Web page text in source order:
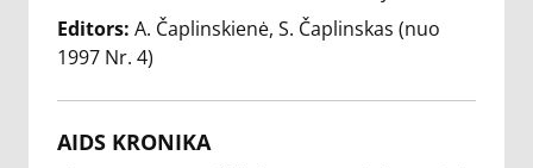
Editors: A. Čaplinskienė S. Čaplinskas (nuo
1997 Nr. 4)
AIDS KRONIKA